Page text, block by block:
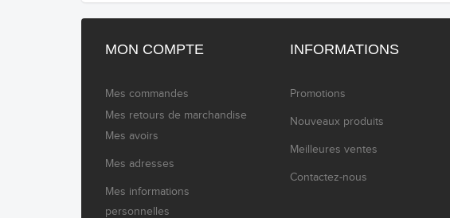
MON COMPTE
Mes commandes
Mes retours de marchandise
Mes avoirs
Mes adresses
Mes informations
personnelles
INFORMATIONS
Promotions
Nouveaux produits
Meilleures ventes
Contactez-nous